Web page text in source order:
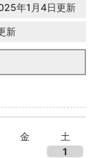
年1月4日更新
新
金
土
1